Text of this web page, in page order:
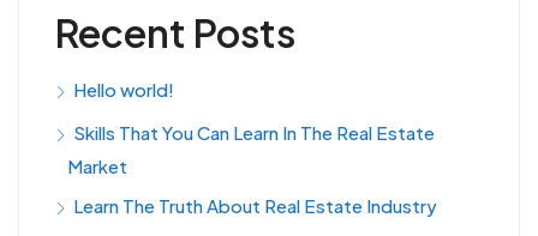
Recent Posts
Hello world!
Skills That You Can Learn In The Real Estate
Market
Learn The Truth About Real Estate Industry